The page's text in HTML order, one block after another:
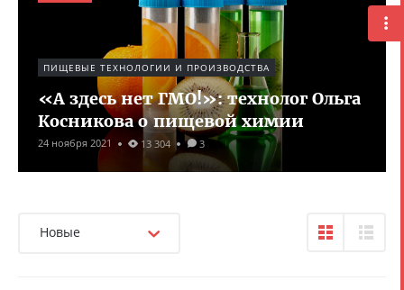
ПИЩЕВЫЕ ТЕХНОЛОГИИ И ПРОИЗВОДСТВА
«А здесь нет ГМО!»: технолог Ольга
Косникова о пищевой химии
24 ноября 2021 13 304 3
Новые